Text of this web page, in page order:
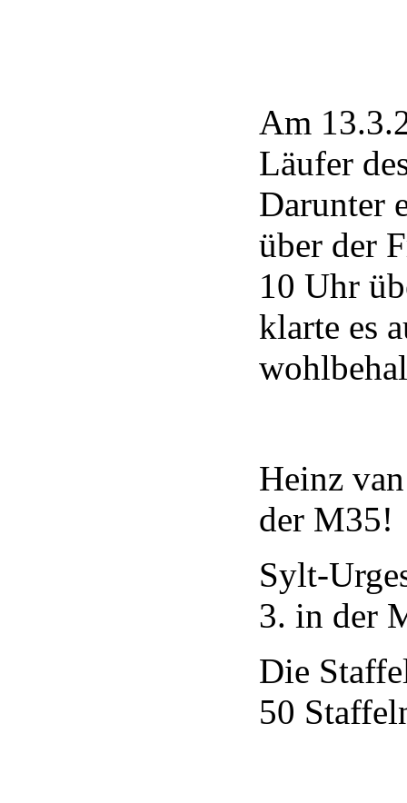
Am
Läufer
Darunter
über der
10 Uhr
klarte es
Heinz
der M35!
Sylt-
3. in der
Die
50